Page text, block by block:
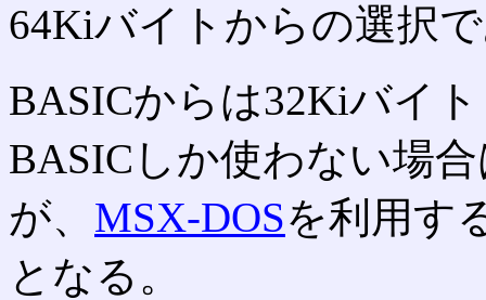
64Kiバイトからの選択
BASICからは32Kiバイ
BASICしか使わない場
が、 MSX-DOSを利用す
となる。